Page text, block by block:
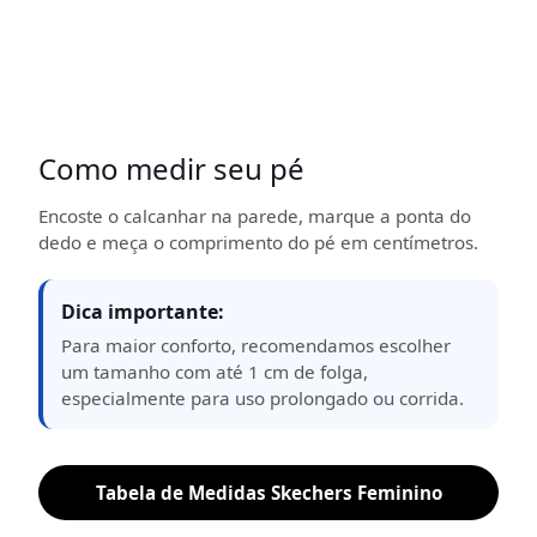
Como medir seu pé
Encoste o calcanhar na parede, marque a ponta do
dedo e meça o comprimento do pé em centímetros.
Dica importante:
Para maior conforto, recomendamos escolher
um tamanho com até 1 cm de folga,
especialmente para uso prolongado ou corrida.
Tabela de Medidas Skechers Feminino